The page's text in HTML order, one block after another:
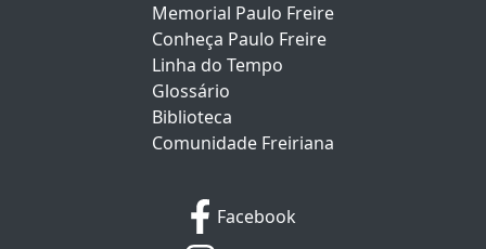
Memorial Paulo Freire
Conheça Paulo Freire
Linha do Tempo
Glossário
Biblioteca
Comunidade Freiriana
Facebook